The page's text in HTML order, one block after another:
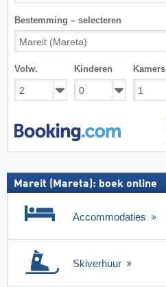
Bestemming – selecteren
Volw. Kinderen Kamers
Mareit (Mareta): boek online
Accommodaties
Skiverhuur